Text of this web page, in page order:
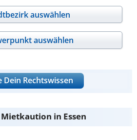
auswählen
auswählen
Dein Rechtswissen
in Essen